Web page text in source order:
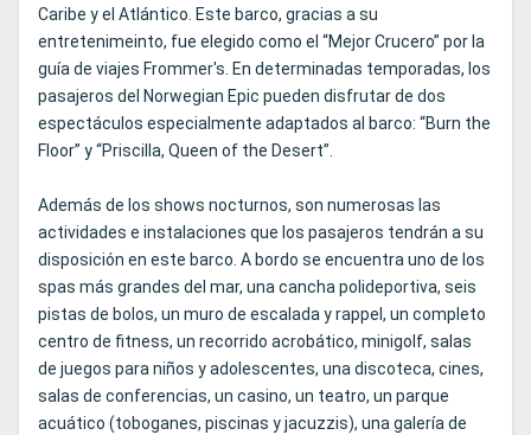
Caribe y el Atlántico. Este barco, gracias a su
entretenimeinto, fue elegido como el “Mejor Crucero” por la
guía de viajes Frommer's. En determinadas temporadas, los
pasajeros del Norwegian Epic pueden disfrutar de dos
espectáculos especialmente adaptados al barco: “Burn the
Floor” y “Priscilla, Queen of the Desert”.
Además de los shows nocturnos, son numerosas las
actividades e instalaciones que los pasajeros tendrán a su
disposición en este barco. A bordo se encuentra uno de los
spas más grandes del mar, una cancha polideportiva, seis
pistas de bolos, un muro de escalada y rappel, un completo
centro de fitness, un recorrido acrobático, minigolf, salas
de juegos para niños y adolescentes, una discoteca, cines,
salas de conferencias, un casino, un teatro, un parque
acuático (toboganes, piscinas y jacuzzis), una galería de